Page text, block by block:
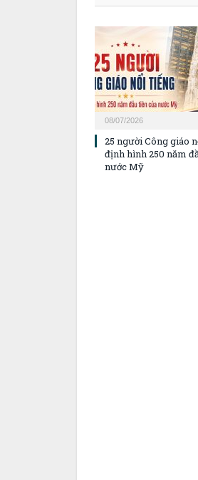
08/07/2026
25 người Công giáo
định hình 250 năm
nước Mỹ